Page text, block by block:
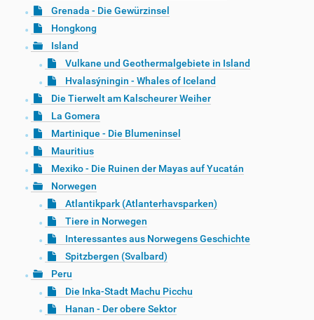
Grenada - Die Gewürzinsel
Hongkong
Island
Vulkane und Geothermalgebiete in Island
Hvalasýningin - Whales of Iceland
Die Tierwelt am Kalscheurer Weiher
La Gomera
Martinique - Die Blumeninsel
Mauritius
Mexiko - Die Ruinen der Mayas auf Yucatán
Norwegen
Atlantikpark (Atlanterhavsparken)
Tiere in Norwegen
Interessantes aus Norwegens Geschichte
Spitzbergen (Svalbard)
Peru
Die Inka-Stadt Machu Picchu
Hanan - Der obere Sektor